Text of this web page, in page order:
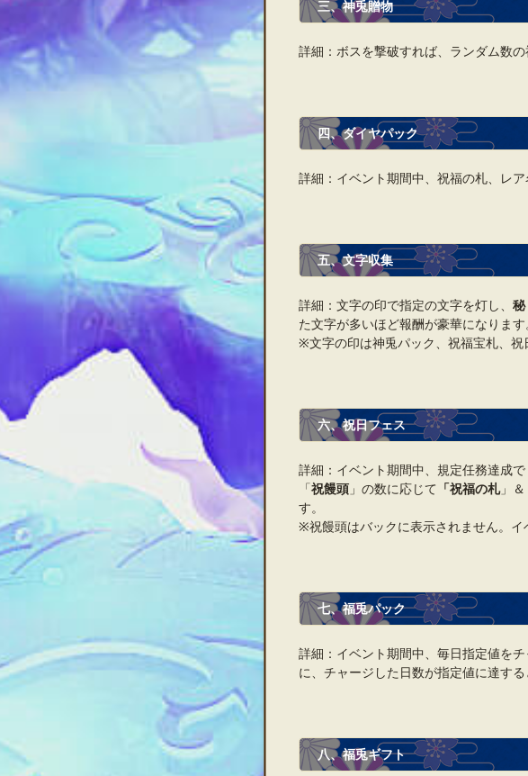
三、神兎贈物
詳細：ボスを撃破すれば、ランダム数
四、ダイヤパック
詳細：イベント期間中、祝福の札、レ
五、文字収集
詳細：文字の印で指定の文字を灯し、
た文字が多いほど報酬が豪華になります
※文字の印は神兎パック、祝福宝札、祝
六、祝日フェス
詳細：イベント期間中、規定任務達成で
「祝饅頭 」の数に応じて 「祝福の札」＆
す。
※祝饅頭はバックに表示されません。イ
七、福兎パック
詳細：イベント期間中、毎日指定値を
に、チャージした日数が指定値に達す
八、福兎ギフト